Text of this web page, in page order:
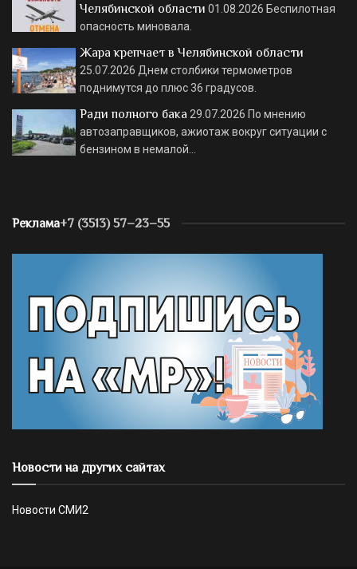
Челябинской области 01.08.2026 Беспилотная
опасность миновала.
Жара крепчает в Челябинской области
25.07.2026 Днем столбики термометров
поднимутся до плюс 36 градусов.
Ради полного бака 29.07.2026 По мнению
автозаправщиков, ажиотаж вокруг ситуации с
бензином в немалой…
Реклама+7 (3513) 57–23–55
Новости на других сайтах
Новости СМИ2